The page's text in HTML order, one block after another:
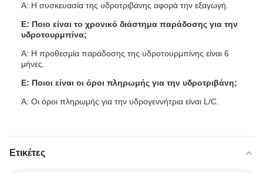
Α: Η συσκευασία της υδροτριβάνης αφορά την εξαγωγή.
Ε: Ποιο είναι το χρονικό διάστημα παράδοσης για την
υδροτουρμπίνα;
Α: Η προθεσμία παράδοσης της υδροτουρμπίνης είναι 6
μήνες.
Ε: Ποιοι είναι οι όροι πληρωμής για την υδροτριβάνη;
Α: Οι όροι πληρωμής για την υδρογεννήτρια είναι L/C.
Ετικέτες